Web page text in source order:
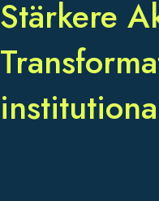
Stärkere